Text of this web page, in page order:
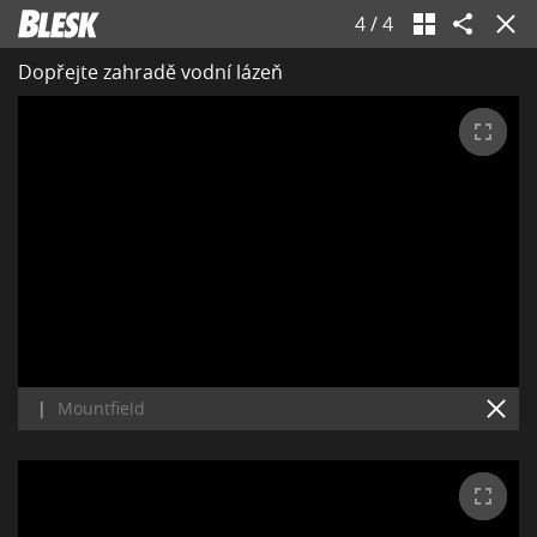
4/4
Dopřejte zahradě vodní lázeň
| Mountfield